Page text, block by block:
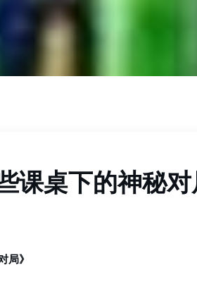
课桌下的神秘对
局》